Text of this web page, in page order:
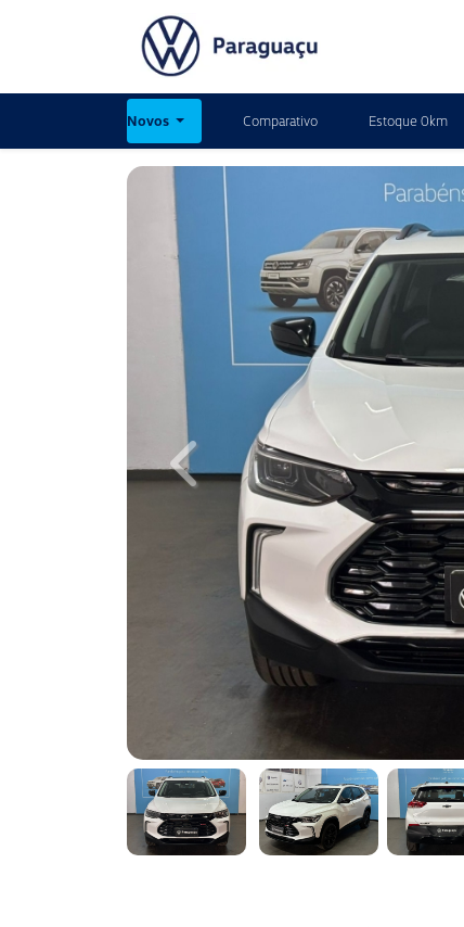
Novos Comparativo Estoque 0km
Previous